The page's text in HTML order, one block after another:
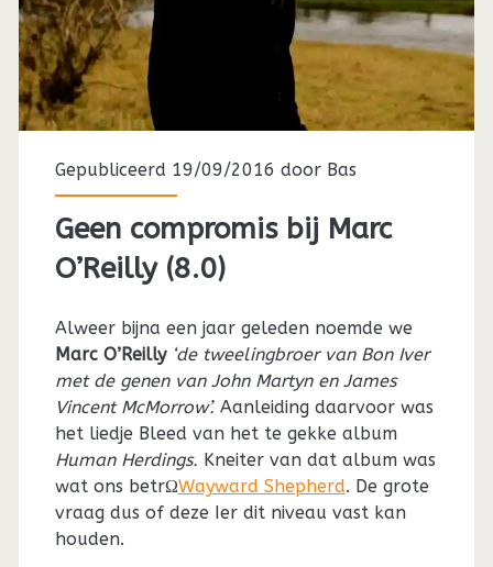
Gepubliceerd 19/09/2016 door Bas
Geen compromis bij Marc
O’Reilly (8.0)
Alweer bijna een jaar geleden noemde we
Marc O’Reilly ‘de tweelingbroer van Bon Iver
met de genen van John Martyn en James
Vincent McMorrow’. Aanleiding daarvoor was
het liedje Bleed van het te gekke album
Human Herdings. Kneiter van dat album was
wat ons betrΩWayward Shepherd. De grote
vraag dus of deze Ier dit niveau vast kan
houden.